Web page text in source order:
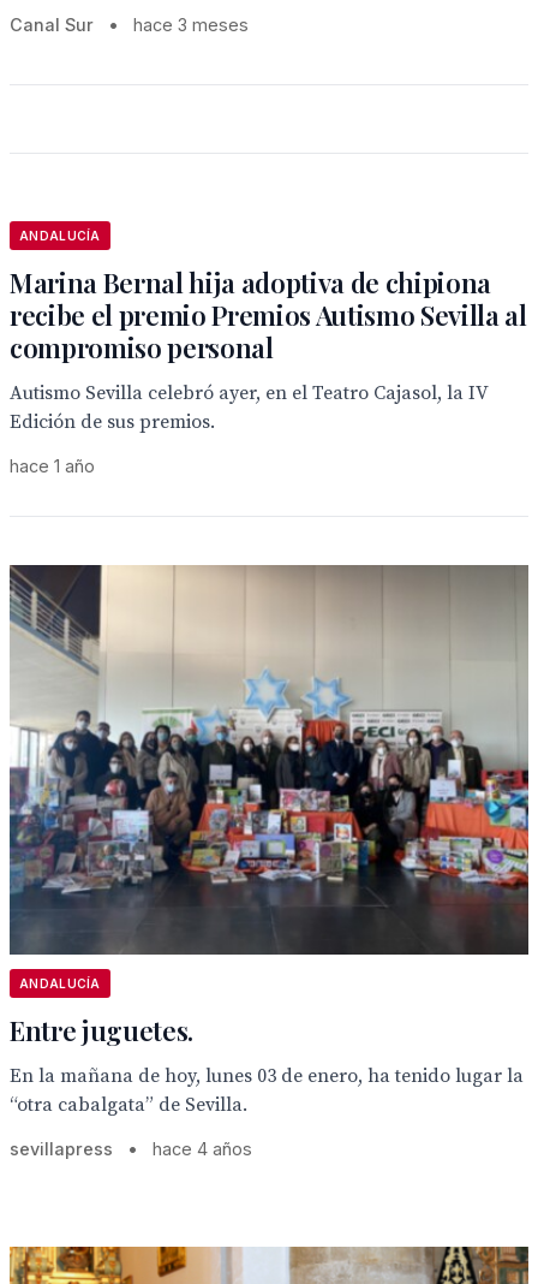
Canal Sur • hace 3 meses
ANDALUCÍA
Marina Bernal hija adoptiva de chipiona
recibe el premio Premios Autismo Sevilla al
compromiso personal
Autismo Sevilla celebró ayer, en el Teatro Cajasol, la IV
Edición de sus premios.
hace 1 año
ANDALUCÍA
Entre juguetes.
En la mañana de hoy, lunes 03 de enero, ha tenido lugar la
“otra cabalgata” de Sevilla.
sevillapress • hace 4 años